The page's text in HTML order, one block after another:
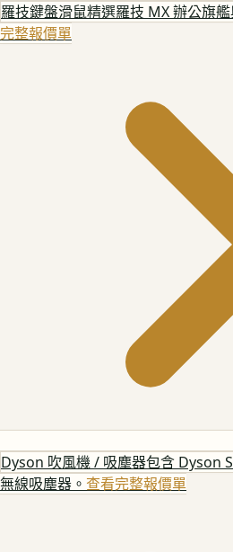
羅技鍵盤滑鼠精選羅技 MX 辦公旗
完整報價單
Dyson 吹風機 / 吸塵器包含 Dyson
無線吸塵器。 查看完整報價單